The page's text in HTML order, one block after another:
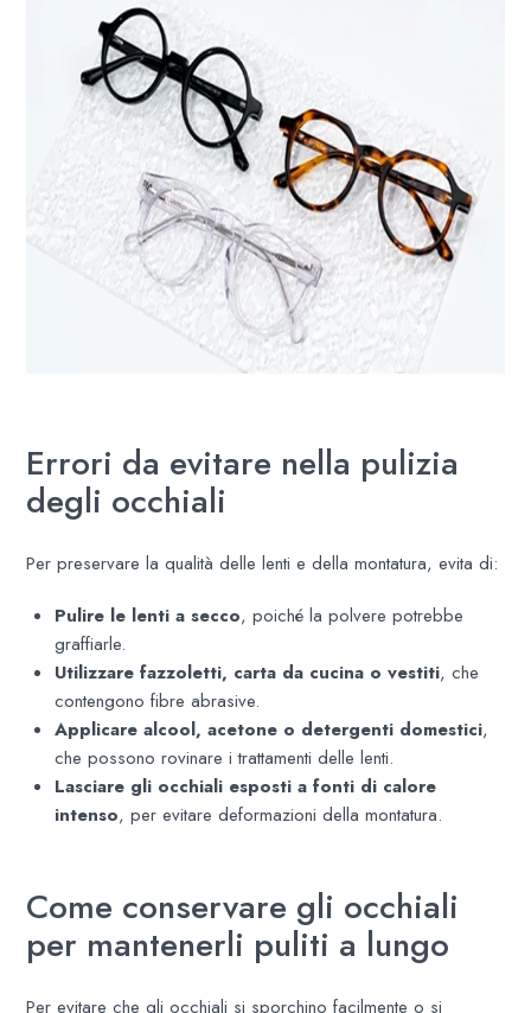
Errori da evitare nella pulizia
degli occhiali
Per preservare la qualità delle lenti e della montatura, evita di:
Pulire le lenti a secco, poiché la polvere potrebbe
graffiarle.
Utilizzare fazzoletti, carta da cucina o vestiti, che
contengono fibre abrasive.
Applicare alcool, acetone o detergenti domestici,
che possono rovinare i trattamenti delle lenti.
Lasciare gli occhiali esposti a fonti di calore
intenso, per evitare deformazioni della montatura.
Come conservare gli occhiali
per mantenerli puliti a lungo
Per evitare che gli occhiali si sporchino facilmente o si